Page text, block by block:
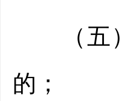
（五）
的；